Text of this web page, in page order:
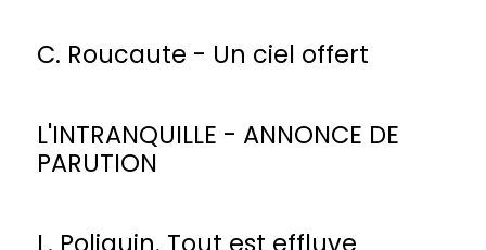
C. Roucaute - Un ciel offert
L'INTRANQUILLE - ANNONCE DE
PARUTION